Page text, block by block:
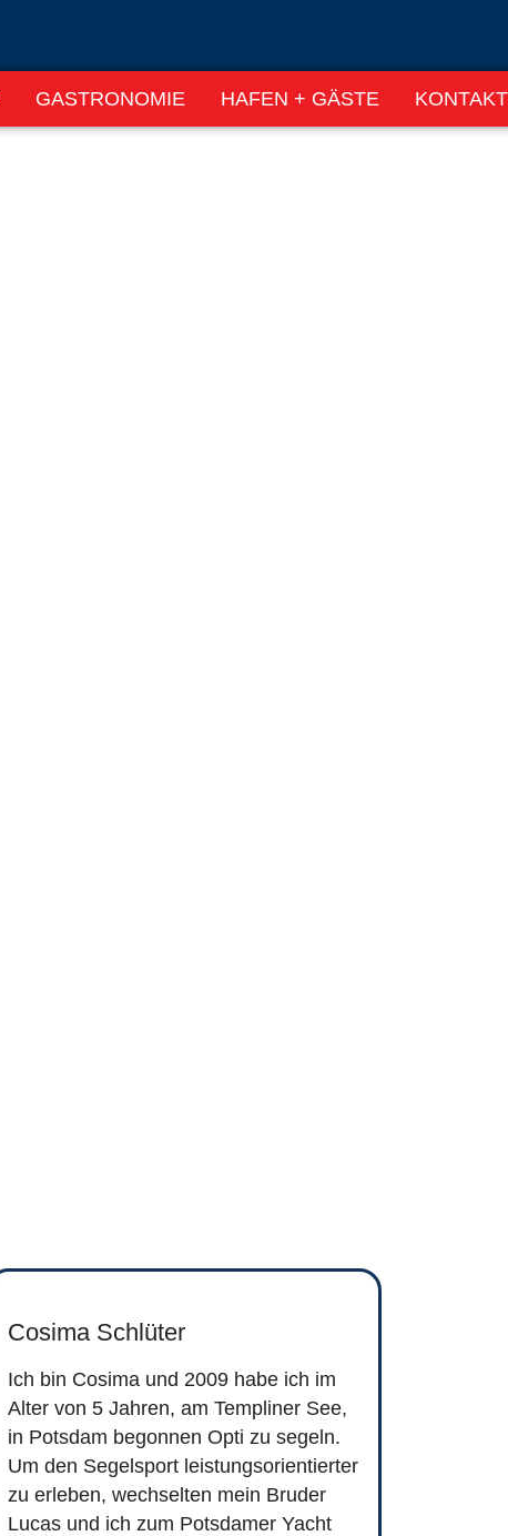
GASTRONOMIE HAFEN + GÄSTE KONTAKT
Cosima Schlüter
Ich bin Cosima und 2009 habe ich im
Alter von 5 Jahren, am Templiner See,
in Potsdam begonnen Opti zu segeln.
Um den Segelsport leistungsorientierter
zu erleben, wechselten mein Bruder
Lucas und ich zum Potsdamer Yacht